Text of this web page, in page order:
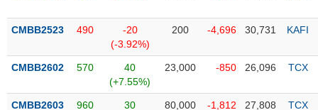
yết
bổ
Hủy
yết
CMBB2523 490
-20
(-3.92%)
200 -4,696 30,731 KAFI
CMBB2602 570
40
(+7.55%)
23,000 -850 26,096 TCX
CMBB2603 960
30
80,000 -1,812 27,808 TCX
TRÁI
PHIẾU